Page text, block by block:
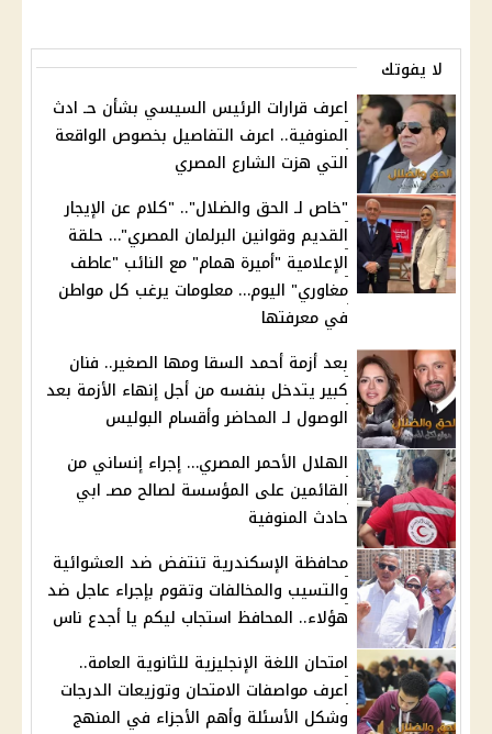
لا يفوتك
اعرف قرارات الرئيس السيسي بشأن حـ ادث
المنوفية.. اعرف التفاصيل بخصوص الواقعة
التي هزت الشارع المصري
"خاص لـ الحق والضلال".. "كلام عن الإيجار
القديم وقوانين البرلمان المصري"… حلقة
الإعلامية "أميرة همام" مع النائب "عاطف
مغاوري" اليوم… معلومات يرغب كل مواطن
في معرفتها
بعد أزمة أحمد السقا ومها الصغير.. فنان
كبير يتدخل بنفسه من أجل إنهاء الأزمة بعد
الوصول لـ المحاضر وأقسام البوليس
الهلال الأحمر المصري… إجراء إنساني من
القائمين على المؤسسة لصالح مصـ ابي
حادث المنوفية
محافظة الإسكندرية تنتفض ضد العشوائية
والتسيب والمخالفات وتقوم بإجراء عاجل ضد
هؤلاء.. المحافظ استجاب ليكم يا أجدع ناس
امتحان اللغة الإنجليزية للثانوية العامة..
اعرف مواصفات الامتحان وتوزيعات الدرجات
وشكل الأسئلة وأهم الأجزاء في المنهج